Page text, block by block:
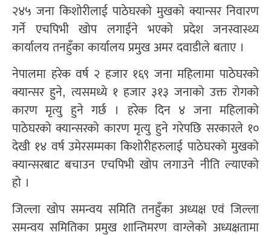
२४५ जना किशोरीलाई पाठेघरको मुखको क्यान्सर निवारण
गर्ने एचपिभी खोप लगाईने भएको प्रदेश जनस्वास्थ्य
कार्यालय तनहुँका कार्यालय प्रमुख अमर दवाडीले बताए ।
नेपालमा हरेक वर्ष २ हजार १६९ जना महिलामा पाठेघरको
क्यान्सर हुने, त्यसमध्ये १ हजार ३१३ जनाको उक्त रोगको
कारण मृत्यु हुने गर्छ । हरेक दिन ४ जना महिलाको
पाठेघरको क्यान्सरको कारण मृत्यु हुने गरेपछि सरकारले १०
देखी १४ वर्ष उमेरसम्मका किशोरीहरुलाई पाठेघरको मुखको
क्यान्सरबाट बचाउन एचपिभी खोप लगाउने नीति ल्याएको
हो ।
जिल्ला खोप समन्वय समिति तनहुँका अध्यक्ष एवं जिल्ला
समन्वय समितिका प्रमुख शान्तिमरण वाग्लेको अध्यक्षतामा